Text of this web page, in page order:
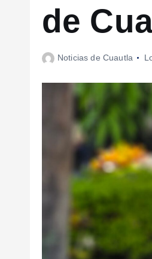
de
Noticias de Cuautla